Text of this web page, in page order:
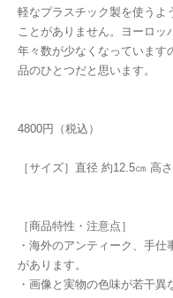
軽なプラスチック製を使うよ
ことがありません。ヨーロッ
年々数が少なくなっています
品のひとつだと思います。
4800円（税込）
［サイズ］直径 約12.5㎝ 高
［商品特性・注意点］
・海外のアンティーク、手
があります。
・画像と実物の色味が若干異